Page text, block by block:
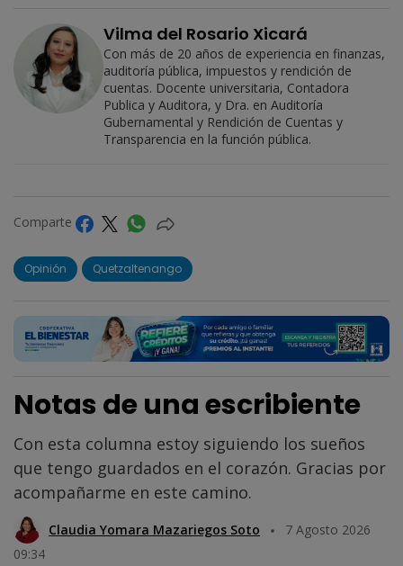
Vilma del Rosario Xicará
Con más de 20 años de experiencia en finanzas,
auditoría pública, impuestos y rendición de
cuentas. Docente universitaria, Contadora
Publica y Auditora, y Dra. en Auditoría
Gubernamental y Rendición de Cuentas y
Transparencia en la función pública.
Comparte
Opinión Quetzaltenango
Notas de una escribiente
Con esta columna estoy siguiendo los sueños
que tengo guardados en el corazón. Gracias por
acompañarme en este camino.
Claudia Yomara Mazariegos Soto
7 Agosto 2026
09:34